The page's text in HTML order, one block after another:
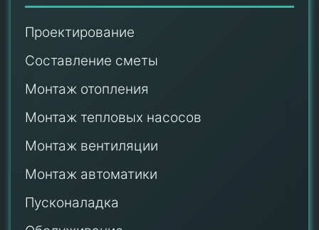
Проектирование
Составление сметы
Монтаж отопления
Монтаж тепловых насосов
Монтаж вентиляции
Монтаж автоматики
Пусконаладка